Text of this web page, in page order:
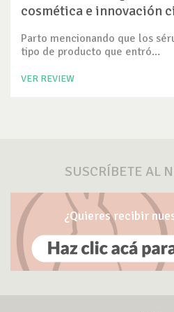
cosmética e innovación
Parto mencionando que los
tipo de producto que entró...
VER REVIEW
SUSCRÍBETE AL
¿Quieres recibir